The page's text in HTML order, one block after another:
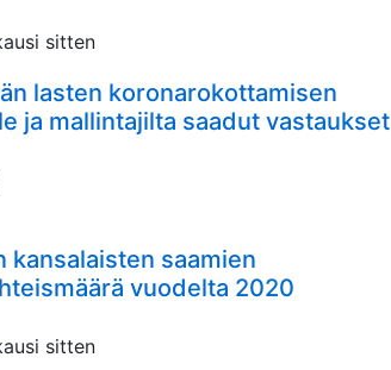
sitten
lasten koronarokottamisen
ja mallintajilta saadut vastaukset
kansalaisten saamien
vuodelta 2020
sitten